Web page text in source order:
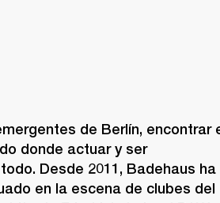
de Berlín, encontrar
donde actuar y ser
Desde 2011, Badehaus ha
en la escena de clubes del